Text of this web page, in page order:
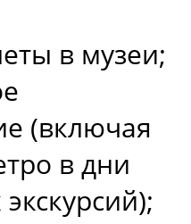
в музеи;
(включая
в дни